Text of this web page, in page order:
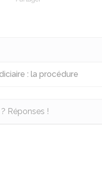
: la procédure
Réponses !